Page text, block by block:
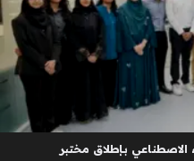
الاصطناعي بإطلاق مختبر